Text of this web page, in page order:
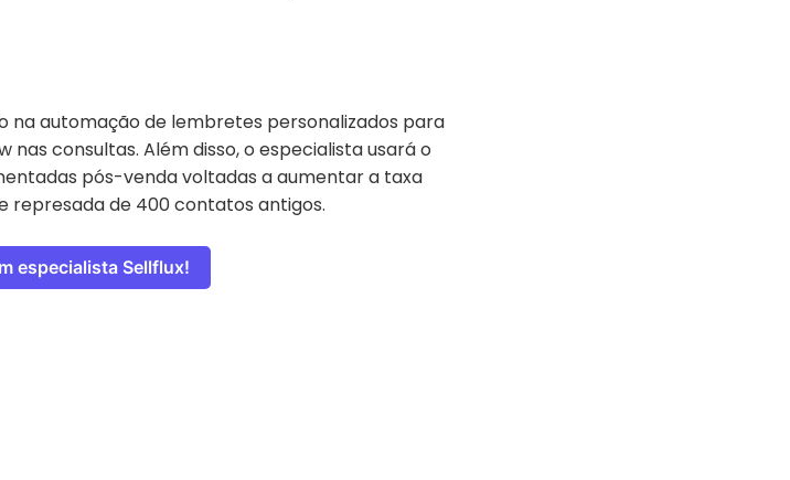
na automação de lembretes personalizados para
consultas. Além disso, o especialista usará o
pós-venda voltadas a aumentar a taxa
de 400 contatos antigos.
especialista Sellflux!